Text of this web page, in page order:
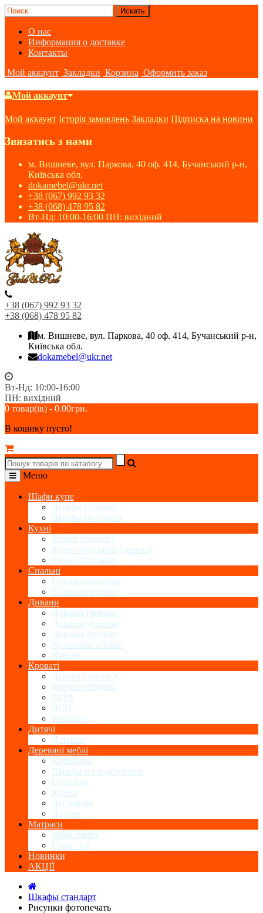
О нас
Информация о доставке
Контакты
Мой аккаунт Закладки Корзина Оформить заказ
Мой аккаунт
Мой аккаунт Історія замовлень Закладки Підписка на новини
Звязатись з нами
м. Вишневе, вул. Паркова, 40 оф. 414, Бучанський р-н,
Київська обл.
dokamebel@ukr.net
+38 (067) 992 93 32
+38 (068) 478 95 82
Вт-Нд: 10:00-16:00 ПН: вихідний
+38 (067) 992 93 32
+38 (068) 478 95 82
м. Вишневе, вул. Паркова, 40 оф. 414, Бучанський р-н,
Київська обл.
dokamebel@ukr.net
Вт-Нд: 10:00-16:00
ПН: вихідний
0 товар(ів) - 0.00грн.
В кошику пусто!
Меню
Шафи купе
Шкафы стандарт
Шкафы под заказ
Кухні
Кухни стандарт
Кухни под заказ (дерево)
Кухни под заказ
Спальні
Спальни класика
Спальни модерн
Дивани
Диваны прямые
Диваны угловые
Диваны детские
Кухонные уголки
Кресла
Кроваті
Дерево ( масив )
Мягкая оббивка
МДФ
ДСП
Кованые
Дитячі
Детские
Деревяні меблі
Кабинеты
Шкафы и гардеробные
Спальни
Кухни
Лестницы
Другое
Матраси
M&K Foam
Come- for
Новинки
АКЦІЇ
Шкафы стандарт
Рисунки фотопечать